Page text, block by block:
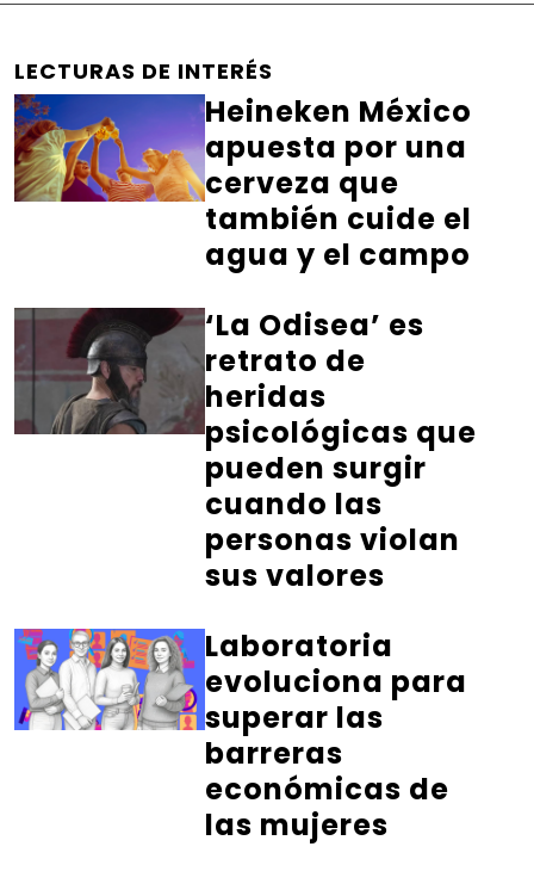
LECTURAS DE INTERÉS
Heineken México
apuesta por una
cerveza que
también cuide el
agua y el campo
‘La Odisea’ es
retrato de
heridas
psicológicas que
pueden surgir
cuando las
personas violan
sus valores
Laboratoria
evoluciona para
superar las
barreras
económicas de
las mujeres